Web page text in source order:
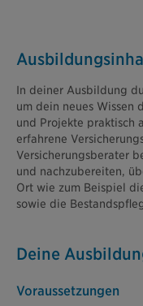
In deiner Ausbildung
um dein neues Wissen
und Projekte praktisch
erfahrene
Versicherungsberater
und nachzubereiten,
Ort wie zum Beispiel
sowie die
Deine
Voraussetzungen